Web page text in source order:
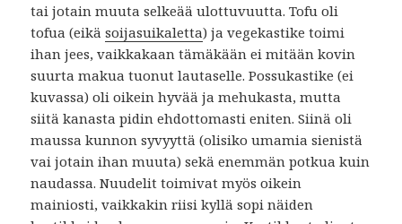
tai jotain muuta selkeää ulottuvuutta. Tofu oli
tofua (eikäsoijasuikaletta) ja vegekastike toimi
ihan jees, vaikkakaan tämäkään ei mitään kovin
suurta makua tuonut lautaselle. Possukastike (ei
kuvassa) oli oikein hyvää ja mehukasta, mutta
siitä kanasta pidin ehdottomasti eniten. Siinä oli
maussa kunnon syvyyttä (olisiko umamia sienistä
vai jotain ihan muuta) sekä enemmän potkua kuin
naudassa. Nuudelit toimivat myös oikein
mainiosti, vaikkakin riisi kyllä sopi näiden